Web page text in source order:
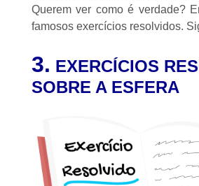
Querem ver como é verdade?
famosos exercícios resolvidos.
3. EXERCÍCIOS
SOBRE A ESFERA